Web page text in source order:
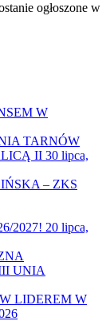
ogłoszone w
W
TARNÓW
II 30 lipca,
– ZKS
2027! 20 lipca,
UNIA
LIDEREM W